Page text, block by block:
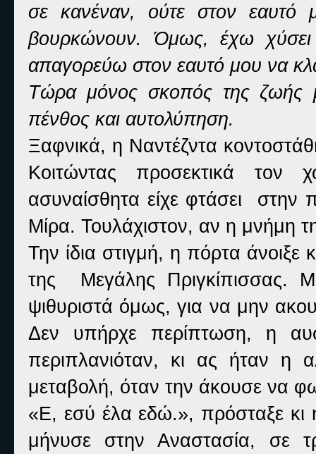
σε κανέναν, ούτε στον
βουρκώνουν. Όμως, έχω χύσει
απαγορεύω στον εαυτό μου να
Τώρα μόνος σκοπός της ζωής
πένθος και αυτολύπηση.
Ξαφνικά, η Ναντέζντα
Κοιτώντας προσεκτικά τον
ασυναίσθητα είχε φτάσει στην
Μίρα. Τουλάχιστον, αν η μνήμη
Την ίδια στιγμή, η πόρτα άνοιξε
της Μεγάλης Πριγκίπισσας.
ψιθυριστά όμως, για να μην
Δεν υπήρχε περίπτωση, η
περιπλανιόταν, κι ας ήταν η
μεταβολή, όταν την άκουσε να
«Ε, εσύ έλα εδώ.», πρόσταξε κι
μήνυσε στην Αναστασία, σε